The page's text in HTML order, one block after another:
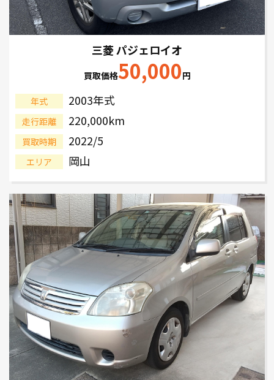
三菱 パジェロイオ
買取価格50,000円
年式 2003年式
走行距離 220,000km
買取時期 2022/5
エリア 岡山